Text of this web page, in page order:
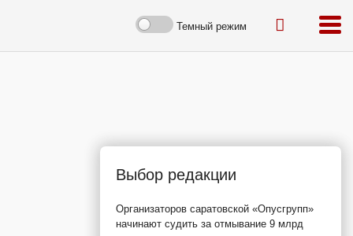
Темный режим
Выбор редакции
Организаторов саратовской «Опусгрупп»
начинают судить за отмывание 9 млрд